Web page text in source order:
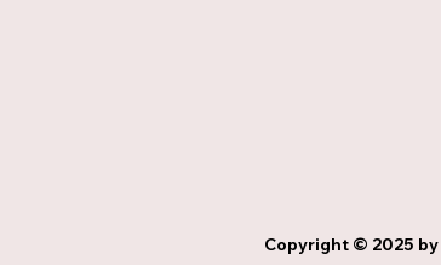
Copyright © 2025 by